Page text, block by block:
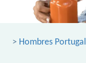
> Hombres Portugal